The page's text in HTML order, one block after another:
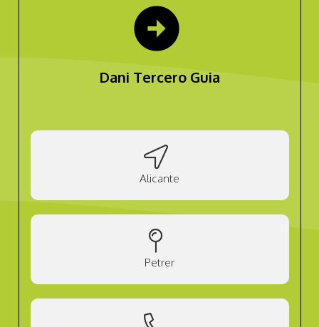
arrow_circle_right
Dani Tercero Guia
Alicante
Petrer